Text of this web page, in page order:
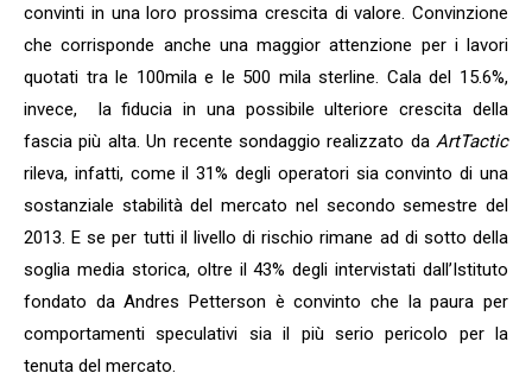
convinti in una loro prossima crescita di valore. Convinzione
che corrisponde anche una maggior attenzione per i lavori
quotati tra le 100mila e le 500 mila sterline. Cala del 15.6%,
invece, la fiducia in una possibile ulteriore crescita della
fascia più alta. Un recente sondaggio realizzato da ArtTactic
rileva, infatti, come il 31% degli operatori sia convinto di una
sostanziale stabilità del mercato nel secondo semestre del
2013. E se per tutti il livello di rischio rimane ad di sotto della
soglia media storica, oltre il 43% degli intervistati dall’Istituto
fondato da Andres Petterson è convinto che la paura per
comportamenti speculativi sia il più serio pericolo per la
tenuta del mercato.